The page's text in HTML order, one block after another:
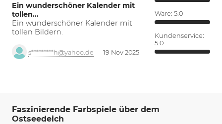
Ein wunderschöner Kalender mit
tollen…
Ein wunderschöner Kalender mit
tollen Bildern.
s*********h@yahoo.de 19 Nov 2025
Ware: 5.0
Kundenservice:
5.0
Faszinierende Farbspiele über dem
Ostseedeich